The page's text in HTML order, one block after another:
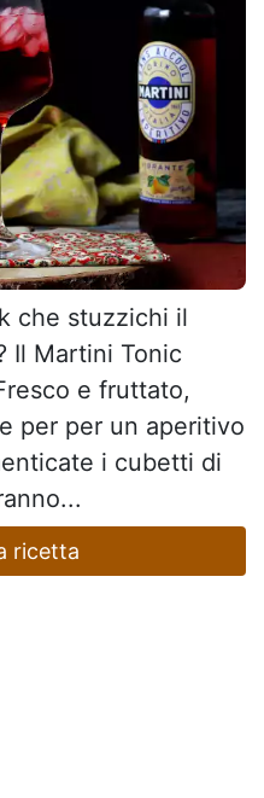
che stuzzichi il
Il Martini Tonic
e fruttato,
per per un aperitivo
i cubetti di
ricetta